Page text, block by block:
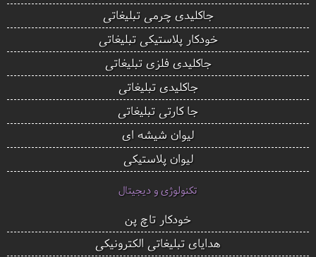
جاکلیدی چرمی تبلیغاتی
خودکار پلاستیکی تبلیغاتی
جاکلیدی فلزی تبلیغاتی
جاکلیدی تبلیغاتی
جا کارتی تبلیغاتی
لیوان شیشه ای
لیوان پلاستیکی
تکنولوژی و دیجیتال
خودکار تاچ پن
هدایای تبلیغاتی الکترونیکی